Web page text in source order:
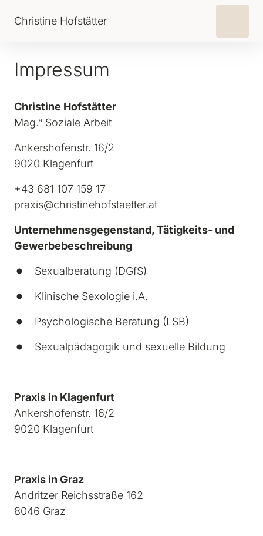
Christine Hofstätter
Impressum
Christine Hofstätter
Mag.a Soziale Arbeit
Ankershofenstr. 16/2
9020 Klagenfurt
+43 681 107 159 17
praxis@christinehofstaetter.at
Unternehmensgegenstand, Tätigkeits- und
Gewerbebeschreibung
Sexualberatung (DGfS)
Klinische Sexologie i.A.
Psychologische Beratung (LSB)
Sexualpädagogik und sexuelle Bildung
Ankershofenstr. 16/2
9020 Klagenfurt
Praxis in Graz
Andritzer Reichsstraße 162
8046 Graz